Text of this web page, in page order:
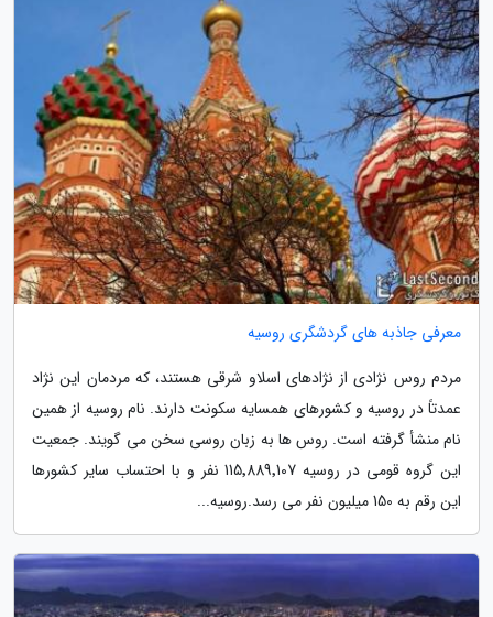
معرفی جاذبه های گردشگری روسیه
مردم روس نژادی از نژادهای اسلاو شرقی هستند، که مردمان این نژاد
عمدتاً در روسیه و کشورهای همسایه سکونت دارند. نام روسیه از همین
نام منشأ گرفته است. روس ها به زبان روسی سخن می گویند. جمعیت
این گروه قومی در روسیه 115٬889٬107 نفر و با احتساب سایر کشورها
این رقم به 150 میلیون نفر می رسد.روسیه...